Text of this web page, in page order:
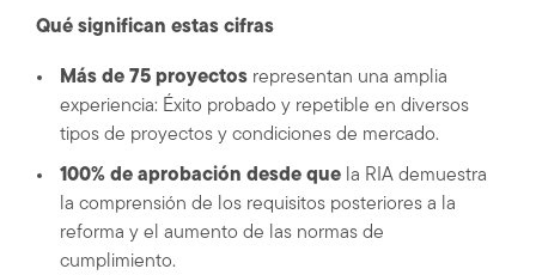
Qué significan estas cifras
Más de 75 proyectosrepresentan una amplia
experiencia: Éxito probado y repetible en diversos
tipos de proyectos y condiciones de mercado.
100% de aprobación desde quela RIA demuestra
la comprensión de los requisitos posteriores a la
reforma y el aumento de las normas de
cumplimiento.